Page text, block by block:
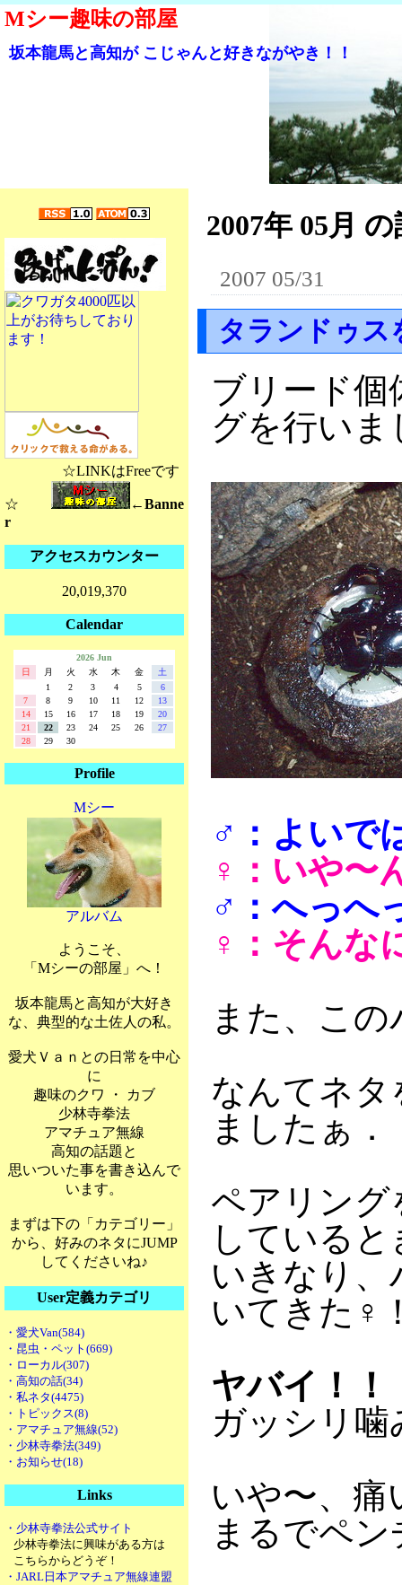
Mシー趣味の部屋
坂本龍馬と高知が こじゃんと好きながやき！！
☆LINKはFreeです
☆
←Banne
r
アクセスカウンター
20,019,370
Calendar
2026 Jun
日
月 火 水 木 金
土
1
2 3 4 5
6
7
8 9 10 11 12
13
14
15 16 17 18 19
20
21
22 23 24 25 26
27
28
29 30
Profile
Mシー
アルバム
ようこそ、
「Mシーの部屋」へ！
坂本龍馬と高知が大好き
な、典型的な土佐人の私。
愛犬Ｖａｎとの日常を中心
に
趣味のクワ ・ カブ
少林寺拳法
アマチュア無線
高知の話題と
思いついた事を書き込んで
います。
まずは下の「カテゴリー」
から、好みのネタにJUMP
してくださいね♪
User定義カテゴリ
・愛犬Van(584)
・昆虫・ペット(669)
・ローカル(307)
・高知の話(34)
・私ネタ(4475)
・トピックス(8)
・アマチュア無線(52)
・少林寺拳法(349)
・お知らせ(18)
Links
・少林寺拳法公式サイト
少林寺拳法に興味がある方は
こちらからどうぞ！
・JARL日本アマチュア無線連盟
2007年 05月
2007 05/31
タランドゥス
ブリード個
グを行い
♂：よいで
♀：いや〜
♂：へっへ
♀：そんな
また、こ
なんてネ
ましたぁ
ペアリング
している
いきなり
いてきた ♀
ヤバイ！！
ガッシリ
いや〜、
まるでペ